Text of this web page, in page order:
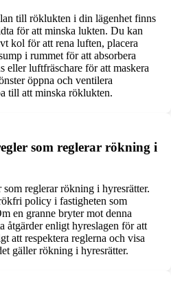
till röklukten i din lägenhet finns
för att minska lukten. Du kan
kol för att rena luften, placera
i rummet för att absorbera
eller luftfräschare för att maskera
öppna och ventilera
till att minska röklukten.
som reglerar rökning i
reglerar rökning i hyresrätter.
policy i fastigheten som
en granne bryter mot denna
åtgärder enligt hyreslagen för att
att respektera reglerna och visa
gäller rökning i hyresrätter.